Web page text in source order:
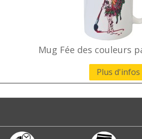
Mug Fée des couleurs
Plus d'infos